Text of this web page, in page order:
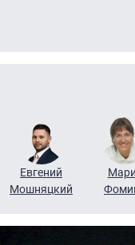
Евгений
Мошняцкий